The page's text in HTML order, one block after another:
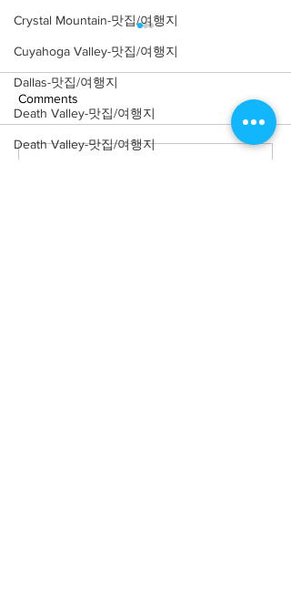
Crystal Mountain-맛집/여행지
Cuyahoga Valley-맛집/여행지
Dallas-맛집/여행지
Death Valley-맛집/여행지
Death Valley-맛집/여행지
Comments